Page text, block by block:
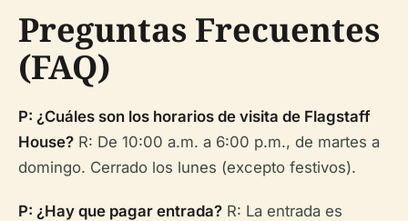
Preguntas Frecuentes
(FAQ)
P: ¿Cuáles son los horarios de visita de Flagstaff
House? R: De 10:00 a.m. a 6:00 p.m., de martes a
domingo. Cerrado los lunes (excepto festivos).
P: ¿Hay que pagar entrada? R: La entrada es